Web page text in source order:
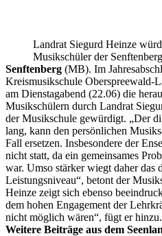
Landrat Siegurd Heinze
Musikschüler der
Senftenberg (MB). Im
Kreismusikschule Oberspreewald-
am Dienstagabend (22.06) die
Musikschülern durch Landrat
der Musikschule gewürdigt. „Der
lang, kann den persönlichen
Fall ersetzen. Insbesondere der
nicht statt, da ein gemeinsames
war. Umso stärker wiegt daher das
Leistungsniveau“, betont der
Heinze zeigt sich ebenso
dem hohen Engagement der
nicht möglich wären“, fügt er hinzu.
Weitere Beiträge aus dem